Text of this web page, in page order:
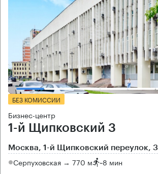
БЕЗ КОМИССИИ
Бизнес-центр
1-й Щипковский 3
Москва, 1-й Щипковский переулок, 3
Серпуховская → 770 м ~8 мин